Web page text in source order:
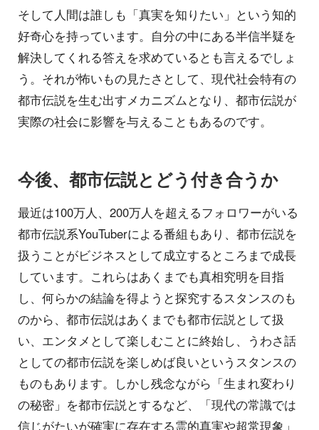
そして人間は誰しも「真実を知りたい」という知的
好奇心を持っています。自分の中にある半信半疑を
解決してくれる答えを求めているとも言えるでしょ
う。それが怖いもの見たさとして、現代社会特有の
都市伝説を生む出すメカニズムとなり、都市伝説が
実際の社会に影響を与えることもあるのです。
今後、都市伝説とどう付き合うか
最近は100万人、200万人を超えるフォロワーがいる
都市伝説系YouTuberによる番組もあり、都市伝説を
扱うことがビジネスとして成立するところまで成長
しています。これらはあくまでも真相究明を目指
し、何らかの結論を得ようと探究するスタンスのも
のから、都市伝説はあくまでも都市伝説として扱
い、エンタメとして楽しむことに終始し、うわさ話
としての都市伝説を楽しめば良いというスタンスの
ものもあります。しかし残念ながら「生まれ変わり
の秘密」を都市伝説とするなど、「現代の常識では
信じがたいが確実に存在する霊的真実や超常現象」